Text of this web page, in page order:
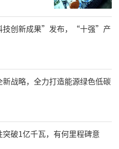
技创新成果”发布，“十强”产
战略，全力打造能源绿色低碳
破1亿千瓦，有何里程碑意